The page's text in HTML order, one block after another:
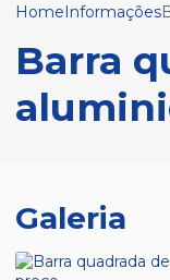
HomeInformações
Barra
Galeria